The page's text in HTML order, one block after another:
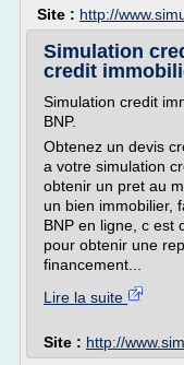
Site : http://
Simulation
credit
Simulation credit
BNP.
Obtenez un devis
a votre simulation
obtenir un pret au
un bien immobilier,
BNP en ligne, c est
pour obtenir une
financement...
Lire la suite
Site : http://